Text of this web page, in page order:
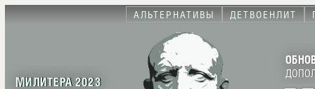
АЛЬТЕРНАТИВЫ ДЕТВОЕНЛИТ
МИЛИТЕРА 2023